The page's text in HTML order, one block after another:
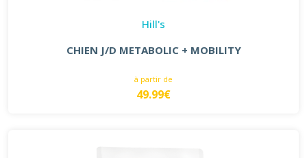
Hill's
CHIEN J/D METABOLIC + MOBILITY
à partir de
49.99€